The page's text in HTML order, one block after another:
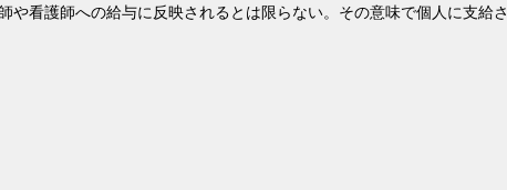
や看護師への給与に反映されるとは限らない。その意味で個人に支給さ